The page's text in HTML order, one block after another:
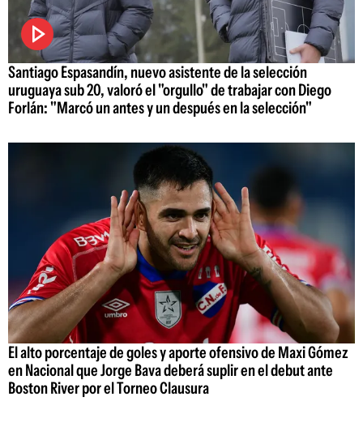
Santiago Espasandín, nuevo asistente de la selección
uruguaya sub 20, valoró el "orgullo" de trabajar con Diego
Forlán: "Marcó un antes y un después en la selección"
El alto porcentaje de goles y aporte ofensivo de Maxi Gómez
en Nacional que Jorge Bava deberá suplir en el debut ante
Boston River por el Torneo Clausura